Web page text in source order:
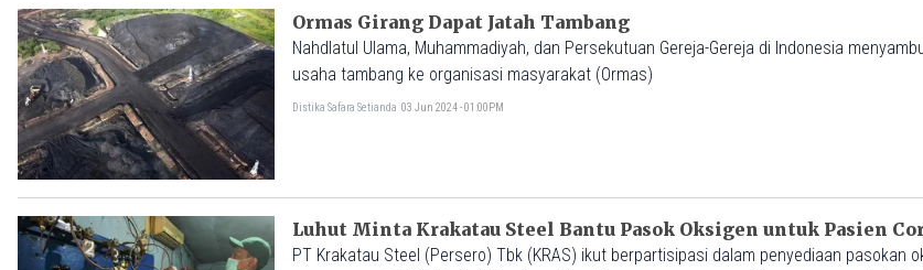
Ormas Girang Dapat Jatah Tambang
Nahdlatul Ulama, Muhammadiyah, dan Persekutuan Gereja-Gereja di Indonesia
usaha tambang ke organisasi masyarakat (Ormas)
Distika Safara Setianda 03 Jun 2024 - 01:00PM
Luhut Minta Krakatau Steel Bantu Pasok Oksigen untuk Pasien
PT Krakatau Steel (Persero) Tbk (KRAS) ikut berpartisipasi dalam penyediaan pasokan